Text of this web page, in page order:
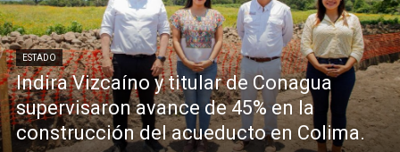
ESTADO
Indira Vizcaíno y titular de Conagua
supervisaron avance de 45% en la
construcción del acueducto en Colima.